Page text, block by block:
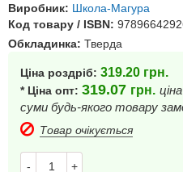
Виробник: Школа-Магура
Код товару / ISBN:
Обкладинка: Тверда
Ціна роздріб: 319.20 грн.
* Ціна опт: 319.07 грн.
суми будь-якого товару
Товар очікується
- +